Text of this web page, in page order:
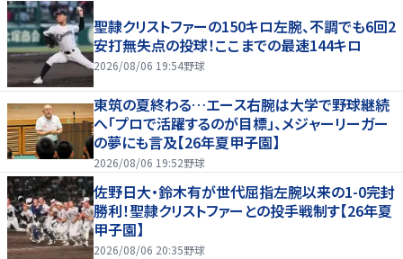
聖隷クリストファーの150キロ左腕、不調でも6回2
安打無失点の投球！ここまでの最速144キロ
2026/08/06 19:54野球
東筑の夏終わる…エース右腕は大学で野球継続
へ「プロで活躍するのが目標」、メジャーリーガー
の夢にも言及【26年夏甲子園】
2026/08/06 19:52野球
佐野日大・鈴木有が世代屈指左腕以来の1-0完封
勝利！聖隷クリストファーとの投手戦制す【26年夏
甲子園】
2026/08/06 20:35野球